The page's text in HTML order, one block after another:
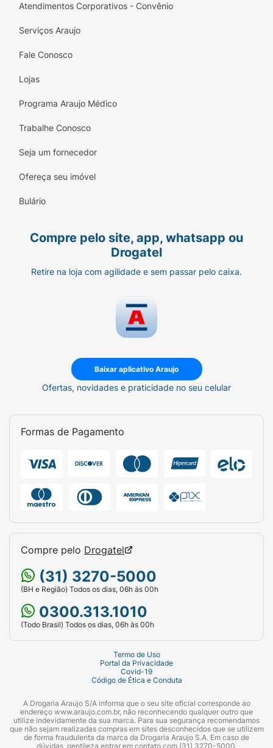
Atendimentos Corporativos - Convênio
Serviços Araujo
Fale Conosco
Lojas
Programa Araujo Médico
Trabalhe Conosco
Seja um fornecedor
Ofereça seu imóvel
Bulário
Compre pelo site, app, whatsapp ou
Drogatel
Retire na loja com agilidade e sem passar pelo caixa.
Baixar aplicativo Araujo
Ofertas, novidades e praticidade no seu celular
Formas de Pagamento
Compre pelo Drogatel
(31) 3270-5000
(BH e Região) Todos os dias, 06h às 00h
0300.313.1010
(Todo Brasil) Todos os dias, 06h às 00h
Termo de Uso
Portal da Privacidade
Covid-19
Código de Ética e Conduta
A Drogaria Araujo S/A informa que o seu site oficial corresponde ao
endereço www.araujo.com.br, não reconhecendo qualquer outro que
utilize indevidamente da sua marca. Para sua segurança recomendamos
que não sejam realizadas compras em sites desconhecidos que se utilizem
de forma fraudulenta da marca da Drogaria Araujo S.A. Em caso de
dúvidas, gentileza entrar em contato com (31) 3270-5000.